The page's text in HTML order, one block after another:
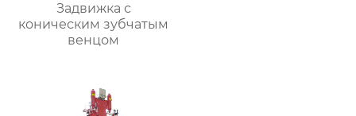
Задвижка с
коническим зубчатым
венцом